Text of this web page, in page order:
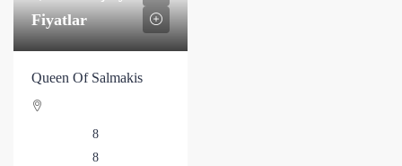
Fiyatlar
Queen Of Salmakis
8
8